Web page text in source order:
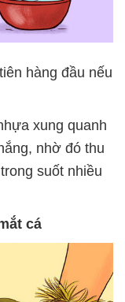
hàng đầu nếu
xung quanh
nhờ đó thu
suốt nhiều
cá